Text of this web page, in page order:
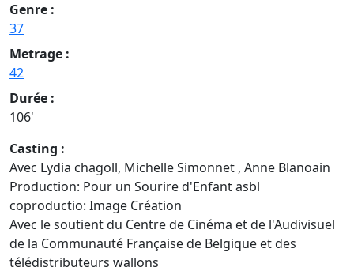
Genre :
37
Metrage :
42
Durée :
106'
Casting :
Avec Lydia chagoll, Michelle Simonnet , Anne Blanoain
Production: Pour un Sourire d'Enfant asbl
coproductio: Image Création
Avec le soutient du Centre de Cinéma et de l'Audivisuel
de la Communauté Française de Belgique et des
télédistributeurs wallons